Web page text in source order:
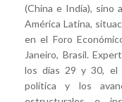
(China e India), sino
América Latina,
en el Foro
Janeiro, Brasil.
los días 29 y 30, el
política y los